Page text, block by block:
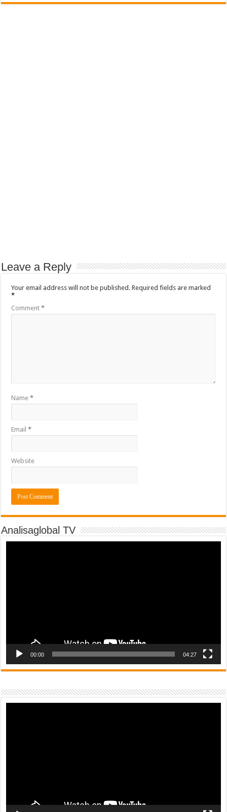
Leave a Reply
Your email address will not be published. Required fields are marked
*
Comment*
Name*
Email*
Website
Analisaglobal TV
00:00 04:27